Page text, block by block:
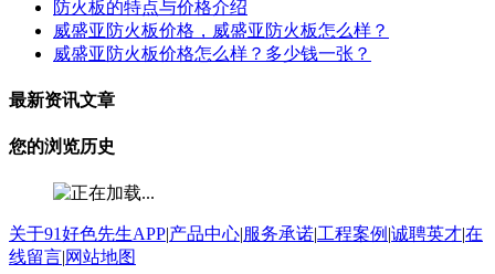
防火板的特点与价格介绍
威盛亚防火板价格，威盛亚防火板怎么样？
威盛亚防火板价格怎么样？多少钱一张？
最新资讯文章
您的浏览历史
关于91好色先生APP 产品中心 服务承诺工程案例 诚聘英才在
线留言 网站地图